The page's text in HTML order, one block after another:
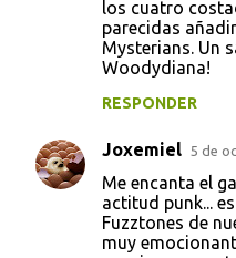
los cuatro
parecidas
Mysterians. Un
Woodydiana!
RESPONDER
Joxemiel 5 de
Me encanta el
actitud punk...
Fuzztones de
muy